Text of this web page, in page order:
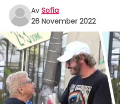
Av Sofia
26 November 2022